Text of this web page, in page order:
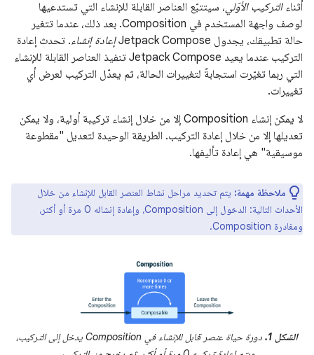
أثناءالتركيب الأوّلي، سيتتبّع العناصر القابلة للإنشاء التي تستدعيها
لوصف واجهة المستخدم في Composition. بعد ذلك، عندما تتغير
حالة تطبيقك، يجدول Jetpack Compose
إعادة إنشاء. تحدث إعادة
التركيب عندما يعيد Jetpack Compose تنفيذ العناصر القابلة للإنشاء
التي ربما تغيّرت استجابةً لتغييرات الحالة، ثم يعدّل التركيب لعرض أي
تغييرات.
لا يمكن إنشاء Composition إلا من خلال إنشاء تركيبة أولية، ولا يمكن
تعديلها إلا من خلال إعادة التركيب. الطريقة الوحيدة لتعديل "مقطوعة
موسيقية" هي إعادة تأليفها.
ملاحظة مهمة: يتم تحديد مراحل نشاط العنصر القابل للإنشاء من خلال
الأحداث التالية: الدخول إلى Composition، وإعادة إنشائه 0 مرة أو أكثر،
ومغادرة Composition.
الشكل 1.
دورة حياة عنصر قابل للإنشاء في Composition يدخل إلى التركيب،